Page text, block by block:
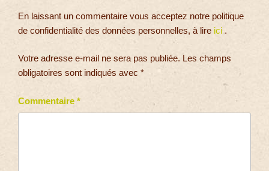
En laissant un commentaire vous acceptez notre politique
de confidentialité des données personnelles, à lire ici .
Votre adresse e-mail ne sera pas publiée. Les champs
obligatoires sont indiqués avec *
Commentaire *